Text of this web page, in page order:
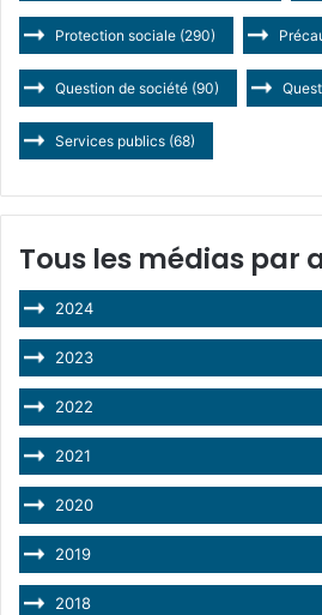
Protection sociale (290)
Question de société (90)
Services publics (68)
Tous les médias par
2024
2023
2022
2021
2020
2019
2018